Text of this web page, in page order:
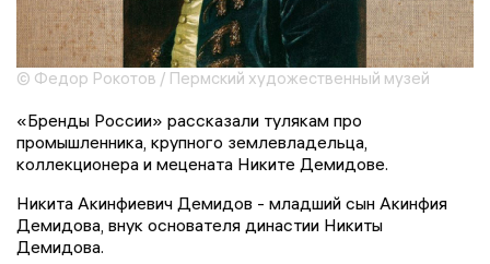
© Федор Рокотов / Пермский художественный музей
«Бренды России» рассказали тулякам про
промышленника, крупного землевладельца,
коллекционера и мецената Никите Демидове.
Никита Акинфиевич Демидов - младший сын Акинфия
Демидова, внук основателя династии Никиты
Демидова.